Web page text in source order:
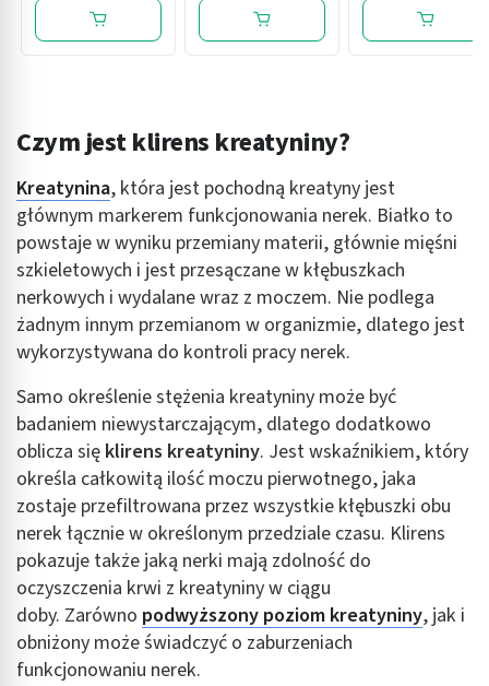
Czym jest klirens kreatyniny?
Kreatynina, która jest pochodną kreatyny jest
głównym markerem funkcjonowania nerek. Białko to
powstaje w wyniku przemiany materii, głównie mięśni
szkieletowych i jest przesączane w kłębuszkach
nerkowych i wydalane wraz z moczem. Nie podlega
żadnym innym przemianom w organizmie, dlatego jest
wykorzystywana do kontroli pracy nerek.
Samo określenie stężenia kreatyniny może być
badaniem niewystarczającym, dlatego dodatkowo
oblicza się klirens kreatyniny. Jest wskaźnikiem, który
określa całkowitą ilość moczu pierwotnego, jaka
zostaje przefiltrowana przez wszystkie kłębuszki obu
nerek łącznie w określonym przedziale czasu. Klirens
pokazuje także jaką nerki mają zdolność do
oczyszczenia krwi z kreatyniny w ciągu
doby. Zarówno podwyższony poziom kreatyniny, jak i
obniżony może świadczyć o zaburzeniach
funkcjonowaniu nerek.